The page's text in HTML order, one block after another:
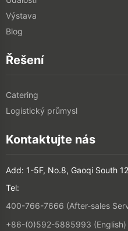
Výstava
Blog
Řešení
Catering
Logistický průmysl
Kontaktujte nás
Add: 1-5F, No.8, Gaoqi South
Tel:
400-766-7666 (After-sales
+86-(0)592-5885993 (English)